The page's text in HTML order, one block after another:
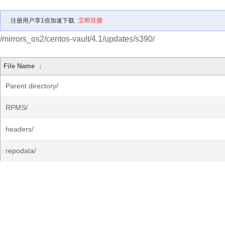
注册用户享1倍加速下载 立即注册
/mirrors_os2/centos-vault/4.1/updates/s390/
File Name ↓
Parent directory/
RPMS/
headers/
repodata/